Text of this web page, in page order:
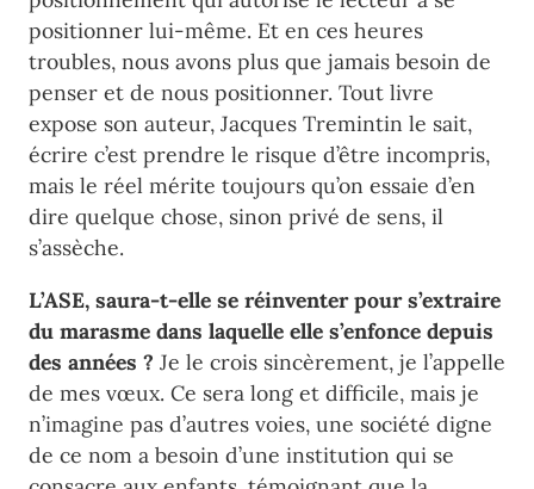
positionner lui-même. Et en ces heures
troubles, nous avons plus que jamais besoin de
penser et de nous positionner. Tout livre
expose son auteur, Jacques Tremintin le sait,
écrire c’est prendre le risque d’être incompris,
mais le réel mérite toujours qu’on essaie d’en
dire quelque chose, sinon privé de sens, il
s’assèche.
L’ASE, saura-t-elle se réinventer pour s’extraire
du marasme dans laquelle elle s’enfonce depuis
des années ? Je le crois sincèrement, je l’appelle
de mes vœux. Ce sera long et difficile, mais je
n’imagine pas d’autres voies, une société digne
de ce nom a besoin d’une institution qui se